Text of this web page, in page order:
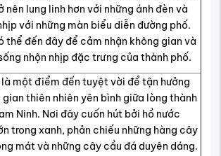
nên lung linh hơn với những ánh đèn và
với những màn biểu diễn đường phố.
thể đến đây để cảm nhận không gian và
nhộn nhịp đặc trưng của thành phố.
một điểm đến tuyệt vời để tận hưởng
gian thiên nhiên yên bình giữa lòng thành
Ninh. Nơi đây cuốn hút bởi hồ nước
trong xanh, phản chiếu những hàng cây
mát và những cây cầu đá duyên dáng.